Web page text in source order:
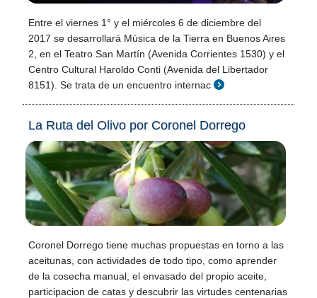
Entre el viernes 1° y el miércoles 6 de diciembre del
2017 se desarrollará Música de la Tierra en Buenos Aires
2, en el Teatro San Martín (Avenida Corrientes 1530) y el
Centro Cultural Haroldo Conti (Avenida del Libertador
8151). Se trata de un encuentro internac
La Ruta del Olivo por Coronel Dorrego
Coronel Dorrego tiene muchas propuestas en torno a las
aceitunas, con actividades de todo tipo, como aprender
de la cosecha manual, el envasado del propio aceite,
participacion de catas y descubrir las virtudes centenarias